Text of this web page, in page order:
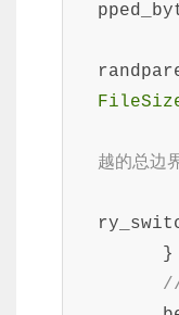
越的总边
//